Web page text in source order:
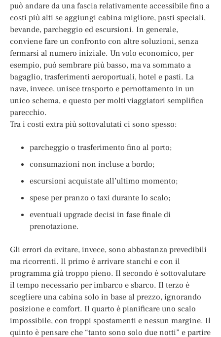
può andare da una fascia relativamente accessibile fino a
costi più alti se aggiungi cabina migliore, pasti speciali,
bevande, parcheggio ed escursioni. In generale,
conviene fare un confronto con altre soluzioni, senza
fermarsi al numero iniziale. Un volo economico, per
esempio, può sembrare più basso, ma va sommato a
bagaglio, trasferimenti aeroportuali, hotel e pasti. La
nave, invece, unisce trasporto e pernottamento in un
unico schema, e questo per molti viaggiatori semplifica
parecchio.
Tra i costi extra più sottovalutati ci sono spesso:
parcheggio o trasferimento fino al porto;
consumazioni non incluse a bordo;
escursioni acquistate all’ultimo momento;
spese per pranzo o taxi durante lo scalo;
eventuali upgrade decisi in fase finale di
prenotazione.
Gli errori da evitare, invece, sono abbastanza prevedibili
ma ricorrenti. Il primo è arrivare stanchi e con il
programma già troppo pieno. Il secondo è sottovalutare
il tempo necessario per imbarco e sbarco. Il terzo è
scegliere una cabina solo in base al prezzo, ignorando
posizione e comfort. Il quarto è pianificare uno scalo
impossibile, con troppi spostamenti e nessun margine. Il
quinto è pensare che “tanto sono solo due notti” e partire